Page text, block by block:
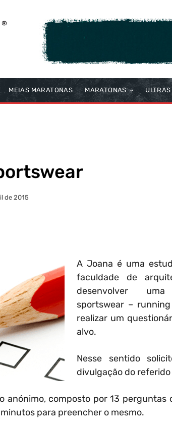
MEIAS MARATONAS MARATONAS ULTRAS
de 2015
A Joana é uma
faculdade de
desenvolver
sportswear –
realizar um
alvo.
Nesse sentido
divulgação do
anónimo, composto por 13 perguntas
para preencher o mesmo.